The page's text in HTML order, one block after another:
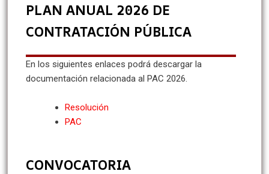
PLAN ANUAL 2026 DE
CONTRATACIÓN PÚBLICA
En los siguientes enlaces podrá descargar la
documentación relacionada al PAC 2026.
Resolución
PAC
CONVOCATORIA